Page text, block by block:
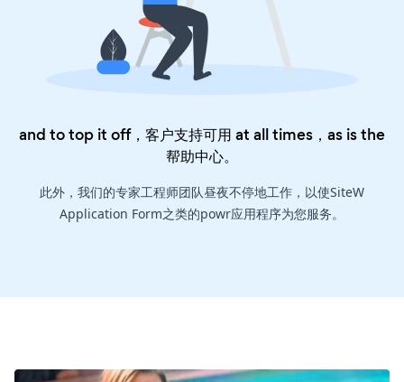
and to top it off，客户支持可用 at all times，as is the
帮助中心。
此外，我们的专家工程师团队昼夜不停地工作，以使SiteW
Application Form之类的powr应用程序为您服务。